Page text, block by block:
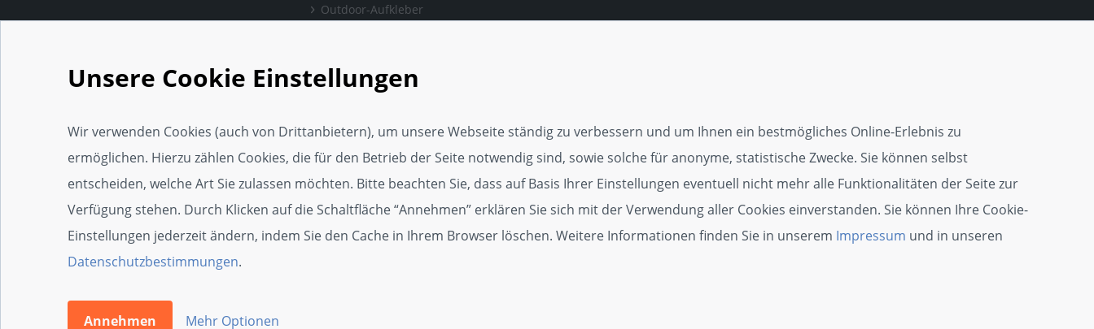
Outdoor-Aufkleber
Handwerker Webseite
Social Media Vorlage
Web-App
Widget
SEO-Widget
Zertifikat für Kundenzufriedenheit
Unsere Cookie Einstellungen
Wir verwenden Cookies (auch von Drittanbietern), um unsere Webseite ständig zu verbessern und um Ihnen ein bestmögliches Online-Erlebnis zu
ermöglichen. Hierzu zählen Cookies, die für den Betrieb der Seite notwendig sind, sowie solche für anonyme, statistische Zwecke. Sie können selbst
entscheiden, welche Art Sie zulassen möchten. Bitte beachten Sie, dass auf Basis Ihrer Einstellungen eventuell nicht mehr alle Funktionalitäten der Seite zur
Verfügung stehen. Durch Klicken auf die Schaltfläche “Annehmen” erklären Sie sich mit der Verwendung aller Cookies einverstanden. Sie können Ihre Cookie-
Einstellungen jederzeit ändern, indem Sie den Cache in Ihrem Browser löschen. Weitere Informationen finden Sie in unserem Impressum und in unseren
Datenschutzbestimmungen.
Annehmen Mehr Optionen